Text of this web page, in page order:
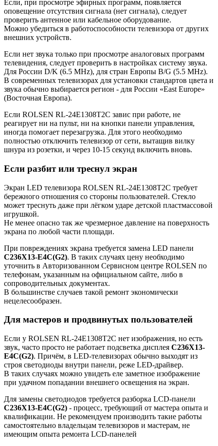
Если, при просмотре эфирных программ, появляется
оповещение отсутствия сигнала (нет сигнала), следует
проверить антенное или кабельное оборудование.
Можно убедиться в работоспособности телевизора от других
внешних устройств.
Если нет звука только при просмотре аналоговых программ
телевидения, следует проверить в настройках систему звука.
Для России D/K (6.5 MHz), для стран Европы B/G (5.5 MHz).
В современных телевизорах для установки стандартов цвета и
звука обычно выбирается регион - для России «East Europe»
(Восточная Европа).
Если ROLSEN RL-24E1308T2C завис при работе, не
реагирует ни на пульт, ни на кнопки панели управления,
иногда помогает перезагрузка. Для этого необходимо
полностью отключить телевизор от сети, вытащив вилку
шнура из розетки, и через 10-15 секунд включить вновь.
Если разбит или треснул экран
Экран LED телевизора ROLSEN RL-24E1308T2C требует
бережного отношения со стороны пользователей. Стекло
может треснуть даже при лёгком ударе детской пластмассовой
игрушкой.
Не менее опасно так же чрезмерное давление на поверхность
экрана по любой части площади.
При повреждениях экрана требуется замена LED панели
C236X13-E4C(G2). В таких случаях цену необходимо
уточнить в Авторизованном Сервисном центре ROLSEN по
телефонам, указанным на официальном сайте, либо в
сопроводительных документах.
В большинстве случаев такой ремонт экономически
нецелесообразен.
Для мастеров и продвинутых пользователей
Если у ROLSEN RL-24E1308T2C нет изображения, но есть
звук, часто просто не работает подсветка дисплея C236X13-
E4C(G2). Причём, в LED-телевизорах обычно выходят из
строя светодиоды внутри панели, реже LED-драйвер.
В таких случаях можно увидеть еле заметное изображение
при удачном попадании внешнего освещения на экран.
Для замены светодиодов требуется разборка LCD-панели
C236X13-E4C(G2) - процесс, требующий от мастера опыта и
квалификации. Не рекомендуем производить такие работы
самостоятельно владельцам телевизоров и мастерам, не
имеющим опыта ремонта LCD-панелей